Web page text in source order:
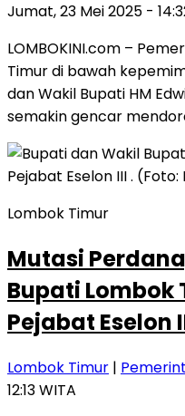
Jumat, 23 Mei 2025 -
LOMBOKINI.com –
Timur di bawah
dan Wakil Bupati HM
semakin gencar
Lombok Timur
Mutasi
Bupati Lombok
Pejabat Eselon
Lombok Timur |
12:13 WITA